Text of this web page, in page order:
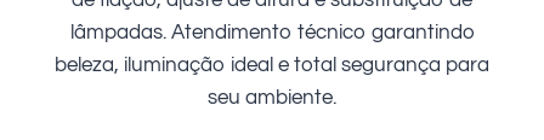
lâmpadas. Atendimento técnico garantindo
beleza, iluminação ideal e total segurança para
seu ambiente.